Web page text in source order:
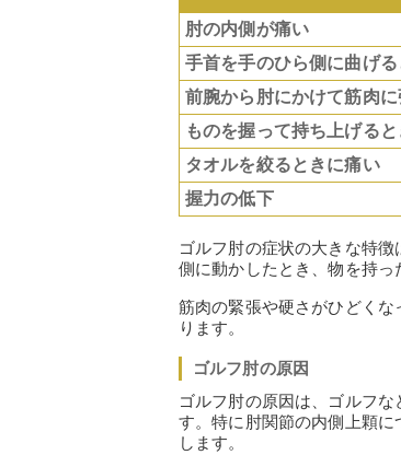
肘の内側が痛い
手首を手のひら側に曲げ
前腕から肘にかけて筋肉
ものを握って持ち上げる
タオルを絞るときに痛い
握力の低下
ゴルフ肘の症状の大きな特
側に動かしたとき、物を持っ
筋肉の緊張や硬さがひどく
ります。
ゴルフ肘の原因
ゴルフ肘の原因は、ゴルフ
す。特に肘関節の内側上顆
します。